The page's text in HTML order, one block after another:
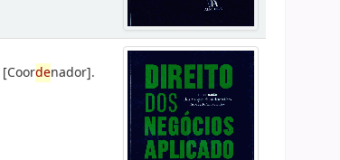
[Coordenador].